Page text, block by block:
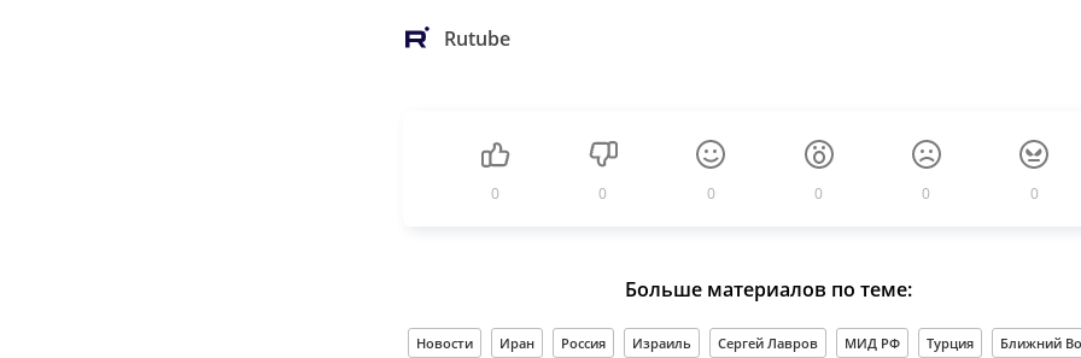
Rutube
0 0 0 0 0 0
Больше материалов по теме:
Новости Иран Россия Израиль Сергей Лавров МИД РФ Турция Ближний